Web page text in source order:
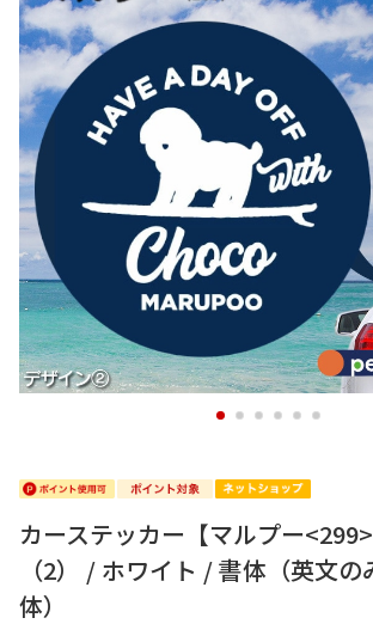
1 2 3 4 5 6
カーステッカー【マルプー
（2） / ホワイト / 書体（英文
体）